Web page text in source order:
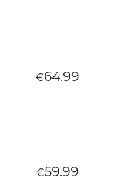
€64.99
€59.99